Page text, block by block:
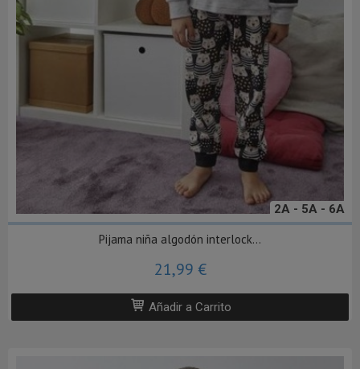
2A - 5A - 6A
Pijama niña algodón interlock...
21,99 €
Añadir a Carrito